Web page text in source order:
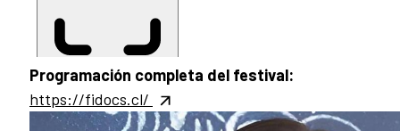
Programación completa del festival:
https://fidocs.cl/